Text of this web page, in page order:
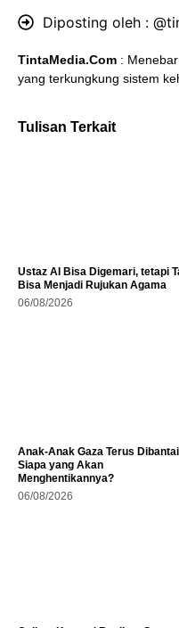
Diposting oleh :
TintaMedia.Com :
yang terkungkung sistem
Tulisan Terkait
Ustaz AI Bisa Digemari, tetapi
Bisa Menjadi Rujukan Agama
06/08/2026
Anak-Anak Gaza Terus
Siapa yang Akan
Menghentikannya?
06/08/2026